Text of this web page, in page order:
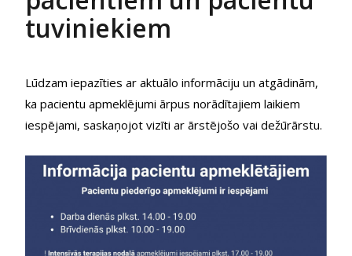
tuviniekiem
Lūdzam iepazīties ar aktuālo informāciju un atgādinām,
ka pacientu apmeklējumi ārpus norādītajiem laikiem
iespējami, saskaņojot vizīti ar ārstējošo vai dežūrārstu.